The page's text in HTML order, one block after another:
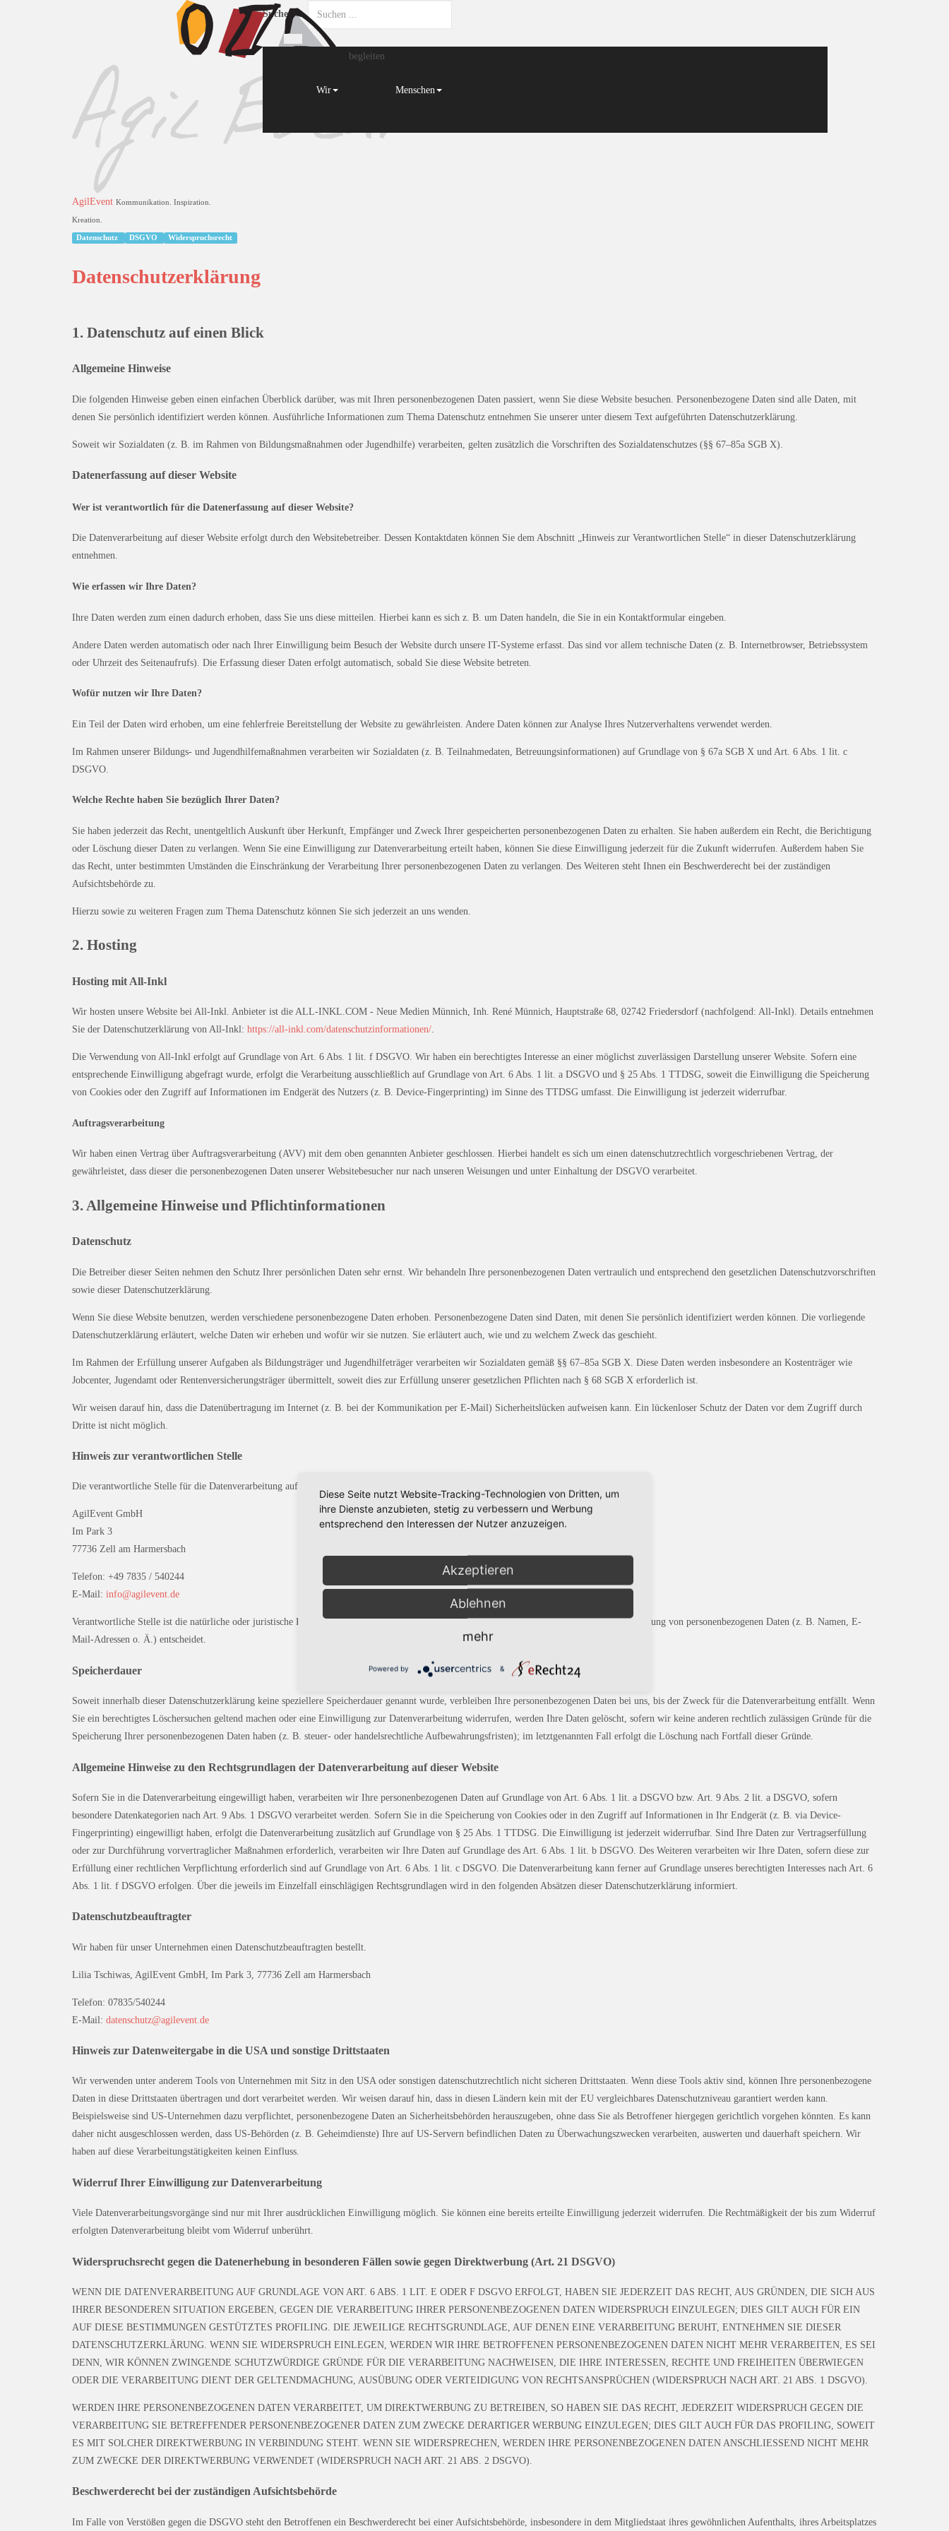
AgilEvent Kommunikation. Inspiration.
Kreation.
Suchen ...
Wir
begleiten
Menschen
Datenschutz DSGVO Widerspruchsrecht
Datenschutzerklärung
1. Datenschutz auf einen Blick
Allgemeine Hinweise
Die folgenden Hinweise geben einen einfachen Überblick darüber, was mit Ihren personenbezogenen Daten passiert, wenn Sie diese Website besuchen. Personenbezogene Daten sind alle Daten, mit
denen Sie persönlich identifiziert werden können. Ausführliche Informationen zum Thema Datenschutz entnehmen Sie unserer unter diesem Text aufgeführten Datenschutzerklärung.
Soweit wir Sozialdaten (z. B. im Rahmen von Bildungsmaßnahmen oder Jugendhilfe) verarbeiten, gelten zusätzlich die Vorschriften des Sozialdatenschutzes (§§ 67–85a SGB X).
Datenerfassung auf dieser Website
Wer ist verantwortlich für die Datenerfassung auf dieser Website?
Die Datenverarbeitung auf dieser Website erfolgt durch den Websitebetreiber. Dessen Kontaktdaten können Sie dem Abschnitt „Hinweis zur Verantwortlichen Stelle“ in dieser Datenschutzerklärung
entnehmen.
Wie erfassen wir Ihre Daten?
Ihre Daten werden zum einen dadurch erhoben, dass Sie uns diese mitteilen. Hierbei kann es sich z. B. um Daten handeln, die Sie in ein Kontaktformular eingeben.
Andere Daten werden automatisch oder nach Ihrer Einwilligung beim Besuch der Website durch unsere IT-Systeme erfasst. Das sind vor allem technische Daten (z. B. Internetbrowser, Betriebssystem
oder Uhrzeit des Seitenaufrufs). Die Erfassung dieser Daten erfolgt automatisch, sobald Sie diese Website betreten.
Wofür nutzen wir Ihre Daten?
Ein Teil der Daten wird erhoben, um eine fehlerfreie Bereitstellung der Website zu gewährleisten. Andere Daten können zur Analyse Ihres Nutzerverhaltens verwendet werden.
Im Rahmen unserer Bildungs- und Jugendhilfemaßnahmen verarbeiten wir Sozialdaten (z. B. Teilnahmedaten, Betreuungsinformationen) auf Grundlage von § 67a SGB X und Art. 6 Abs. 1 lit. c
DSGVO.
Welche Rechte haben Sie bezüglich Ihrer Daten?
Sie haben jederzeit das Recht, unentgeltlich Auskunft über Herkunft, Empfänger und Zweck Ihrer gespeicherten personenbezogenen Daten zu erhalten. Sie haben außerdem ein Recht, die Berichtigung
oder Löschung dieser Daten zu verlangen. Wenn Sie eine Einwilligung zur Datenverarbeitung erteilt haben, können Sie diese Einwilligung jederzeit für die Zukunft widerrufen. Außerdem haben Sie
das Recht, unter bestimmten Umständen die Einschränkung der Verarbeitung Ihrer personenbezogenen Daten zu verlangen. Des Weiteren steht Ihnen ein Beschwerderecht bei der zuständigen
Aufsichtsbehörde zu.
Hierzu sowie zu weiteren Fragen zum Thema Datenschutz können Sie sich jederzeit an uns wenden.
2. Hosting
Hosting mit All-Inkl
Wir hosten unsere Website bei All-Inkl. Anbieter ist die ALL-INKL.COM - Neue Medien Münnich, Inh. René Münnich, Hauptstraße 68, 02742 Friedersdorf (nachfolgend: All-Inkl). Details entnehmen
Sie der Datenschutzerklärung von All-Inkl: https://all-inkl.com/datenschutzinformationen/.
Die Verwendung von All-Inkl erfolgt auf Grundlage von Art. 6 Abs. 1 lit. f DSGVO. Wir haben ein berechtigtes Interesse an einer möglichst zuverlässigen Darstellung unserer Website. Sofern eine
entsprechende Einwilligung abgefragt wurde, erfolgt die Verarbeitung ausschließlich auf Grundlage von Art. 6 Abs. 1 lit. a DSGVO und § 25 Abs. 1 TTDSG, soweit die Einwilligung die Speicherung
von Cookies oder den Zugriff auf Informationen im Endgerät des Nutzers (z. B. Device-Fingerprinting) im Sinne des TTDSG umfasst. Die Einwilligung ist jederzeit widerrufbar.
Auftragsverarbeitung
Wir haben einen Vertrag über Auftragsverarbeitung (AVV) mit dem oben genannten Anbieter geschlossen. Hierbei handelt es sich um einen datenschutzrechtlich vorgeschriebenen Vertrag, der
gewährleistet, dass dieser die personenbezogenen Daten unserer Websitebesucher nur nach unseren Weisungen und unter Einhaltung der DSGVO verarbeitet.
3. Allgemeine Hinweise und Pflicht­informationen
Datenschutz
Die Betreiber dieser Seiten nehmen den Schutz Ihrer persönlichen Daten sehr ernst. Wir behandeln Ihre personenbezogenen Daten vertraulich und entsprechend den gesetzlichen Datenschutzvorschriften
sowie dieser Datenschutzerklärung.
Wenn Sie diese Website benutzen, werden verschiedene personenbezogene Daten erhoben. Personenbezogene Daten sind Daten, mit denen Sie persönlich identifiziert werden können. Die vorliegende
Datenschutzerklärung erläutert, welche Daten wir erheben und wofür wir sie nutzen. Sie erläutert auch, wie und zu welchem Zweck das geschieht.
Im Rahmen der Erfüllung unserer Aufgaben als Bildungsträger und Jugendhilfeträger verarbeiten wir Sozialdaten gemäß §§ 67–85a SGB X. Diese Daten werden insbesondere an Kostenträger wie
Jobcenter, Jugendamt oder Rentenversicherungsträger übermittelt, soweit dies zur Erfüllung unserer gesetzlichen Pflichten nach § 68 SGB X erforderlich ist.
Wir weisen darauf hin, dass die Datenübertragung im Internet (z. B. bei der Kommunikation per E-Mail) Sicherheitslücken aufweisen kann. Ein lückenloser Schutz der Daten vor dem Zugriff durch
Dritte ist nicht möglich.
Hinweis zur verantwortlichen Stelle
Die verantwortliche Stelle für die Datenverarbeitung auf dieser Website ist:
AgilEvent GmbH
Im Park 3
77736 Zell am Harmersbach
Telefon: +49 7835 / 540244
E-Mail: info@agilevent.de
Verantwortliche Stelle ist die natürliche oder juristische Person, die allein oder gemeinsam mit anderen über die Zwecke und Mittel der Verarbeitung von personenbezogenen Daten (z. B. Namen, E-
Mail-Adressen o. Ä.) entscheidet.
Speicherdauer
Soweit innerhalb dieser Datenschutzerklärung keine speziellere Speicherdauer genannt wurde, verbleiben Ihre personenbezogenen Daten bei uns, bis der Zweck für die Datenverarbeitung entfällt. Wenn
Sie ein berechtigtes Löschersuchen geltend machen oder eine Einwilligung zur Datenverarbeitung widerrufen, werden Ihre Daten gelöscht, sofern wir keine anderen rechtlich zulässigen Gründe für die
Speicherung Ihrer personenbezogenen Daten haben (z. B. steuer- oder handelsrechtliche Aufbewahrungsfristen); im letztgenannten Fall erfolgt die Löschung nach Fortfall dieser Gründe.
Allgemeine Hinweise zu den Rechtsgrundlagen der Datenverarbeitung auf dieser Website
Sofern Sie in die Datenverarbeitung eingewilligt haben, verarbeiten wir Ihre personenbezogenen Daten auf Grundlage von Art. 6 Abs. 1 lit. a DSGVO bzw. Art. 9 Abs. 2 lit. a DSGVO, sofern
besondere Datenkategorien nach Art. 9 Abs. 1 DSGVO verarbeitet werden. Sofern Sie in die Speicherung von Cookies oder in den Zugriff auf Informationen in Ihr Endgerät (z. B. via Device-
Fingerprinting) eingewilligt haben, erfolgt die Datenverarbeitung zusätzlich auf Grundlage von § 25 Abs. 1 TTDSG. Die Einwilligung ist jederzeit widerrufbar. Sind Ihre Daten zur Vertragserfüllung
oder zur Durchführung vorvertraglicher Maßnahmen erforderlich, verarbeiten wir Ihre Daten auf Grundlage des Art. 6 Abs. 1 lit. b DSGVO. Des Weiteren verarbeiten wir Ihre Daten, sofern diese zur
Erfüllung einer rechtlichen Verpflichtung erforderlich sind auf Grundlage von Art. 6 Abs. 1 lit. c DSGVO. Die Datenverarbeitung kann ferner auf Grundlage unseres berechtigten Interesses nach Art. 6
Abs. 1 lit. f DSGVO erfolgen. Über die jeweils im Einzelfall einschlägigen Rechtsgrundlagen wird in den folgenden Absätzen dieser Datenschutzerklärung informiert.
Datenschutz­beauftragter
Wir haben für unser Unternehmen einen Datenschutzbeauftragten bestellt.
Lilia Tschiwas, AgilEvent GmbH, Im Park 3, 77736 Zell am Harmersbach
Telefon: 07835/540244
E-Mail: datenschutz@agilevent.de
Hinweis zur Datenweitergabe in die USA und sonstige Drittstaaten
Wir verwenden unter anderem Tools von Unternehmen mit Sitz in den USA oder sonstigen datenschutzrechtlich nicht sicheren Drittstaaten. Wenn diese Tools aktiv sind, können Ihre personenbezogene
Daten in diese Drittstaaten übertragen und dort verarbeitet werden. Wir weisen darauf hin, dass in diesen Ländern kein mit der EU vergleichbares Datenschutzniveau garantiert werden kann.
Beispielsweise sind US-Unternehmen dazu verpflichtet, personenbezogene Daten an Sicherheitsbehörden herauszugeben, ohne dass Sie als Betroffener hiergegen gerichtlich vorgehen könnten. Es kann
daher nicht ausgeschlossen werden, dass US-Behörden (z. B. Geheimdienste) Ihre auf US-Servern befindlichen Daten zu Überwachungszwecken verarbeiten, auswerten und dauerhaft speichern. Wir
haben auf diese Verarbeitungstätigkeiten keinen Einfluss.
Widerruf Ihrer Einwilligung zur Datenverarbeitung
Viele Datenverarbeitungsvorgänge sind nur mit Ihrer ausdrücklichen Einwilligung möglich. Sie können eine bereits erteilte Einwilligung jederzeit widerrufen. Die Rechtmäßigkeit der bis zum Widerruf
erfolgten Datenverarbeitung bleibt vom Widerruf unberührt.
Widerspruchsrecht gegen die Datenerhebung in besonderen Fällen sowie gegen Direktwerbung (Art. 21 DSGVO)
WENN DIE DATENVERARBEITUNG AUF GRUNDLAGE VON ART. 6 ABS. 1 LIT. E ODER F DSGVO ERFOLGT, HABEN SIE JEDERZEIT DAS RECHT, AUS GRÜNDEN, DIE SICH AUS
IHRER BESONDEREN SITUATION ERGEBEN, GEGEN DIE VERARBEITUNG IHRER PERSONENBEZOGENEN DATEN WIDERSPRUCH EINZULEGEN; DIES GILT AUCH FÜR EIN
AUF DIESE BESTIMMUNGEN GESTÜTZTES PROFILING. DIE JEWEILIGE RECHTSGRUNDLAGE, AUF DENEN EINE VERARBEITUNG BERUHT, ENTNEHMEN SIE DIESER
DATENSCHUTZERKLÄRUNG. WENN SIE WIDERSPRUCH EINLEGEN, WERDEN WIR IHRE BETROFFENEN PERSONENBEZOGENEN DATEN NICHT MEHR VERARBEITEN, ES SEI
DENN, WIR KÖNNEN ZWINGENDE SCHUTZWÜRDIGE GRÜNDE FÜR DIE VERARBEITUNG NACHWEISEN, DIE IHRE INTERESSEN, RECHTE UND FREIHEITEN ÜBERWIEGEN
ODER DIE VERARBEITUNG DIENT DER GELTENDMACHUNG, AUSÜBUNG ODER VERTEIDIGUNG VON RECHTSANSPRÜCHEN (WIDERSPRUCH NACH ART. 21 ABS. 1 DSGVO).
WERDEN IHRE PERSONENBEZOGENEN DATEN VERARBEITET, UM DIREKTWERBUNG ZU BETREIBEN, SO HABEN SIE DAS RECHT, JEDERZEIT WIDERSPRUCH GEGEN DIE
VERARBEITUNG SIE BETREFFENDER PERSONENBEZOGENER DATEN ZUM ZWECKE DERARTIGER WERBUNG EINZULEGEN; DIES GILT AUCH FÜR DAS PROFILING, SOWEIT
ES MIT SOLCHER DIREKTWERBUNG IN VERBINDUNG STEHT. WENN SIE WIDERSPRECHEN, WERDEN IHRE PERSONENBEZOGENEN DATEN ANSCHLIESSEND NICHT MEHR
ZUM ZWECKE DER DIREKTWERBUNG VERWENDET (WIDERSPRUCH NACH ART. 21 ABS. 2 DSGVO).
Beschwerde­recht bei der zuständigen Aufsichts­behörde
Im Falle von Verstößen gegen die DSGVO steht den Betroffenen ein Beschwerderecht bei einer Aufsichtsbehörde, insbesondere in dem Mitgliedstaat ihres gewöhnlichen Aufenthalts, ihres Arbeitsplatzes
Diese Seite nutzt Website-Tracking-Technologien von Dritten, um
ihre Dienste anzubieten, stetig zu verbessern und Werbung
entsprechend den Interessen der Nutzer anzuzeigen.
Akzeptieren
Ablehnen
mehr
Powered by &